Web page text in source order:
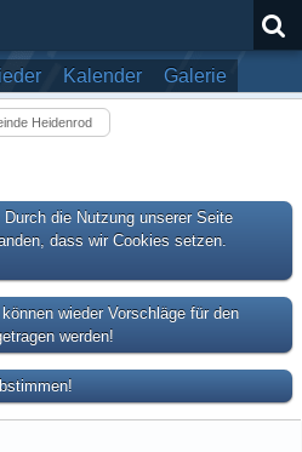
Kalender Galerie
Heidenrod
die Nutzung unserer Seite
dass wir Cookies setzen.
wieder Vorschläge für den
werden!